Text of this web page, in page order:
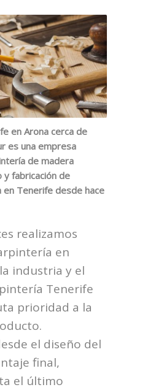
en Arona cerca de
es una empresa
de madera
y fabricación de
en Tenerife desde hace
realizamos
en
industria y el
Tenerife
prioridad a la
el diseño del
final,
el último